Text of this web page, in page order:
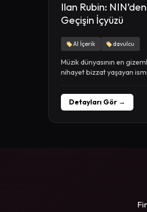
Ilan Rubin:
Geçişin İçyüzü
AI İçerik davulcu
Müzik dünyasının en
nihayet bizzat yaşayan
Detayları Gör →